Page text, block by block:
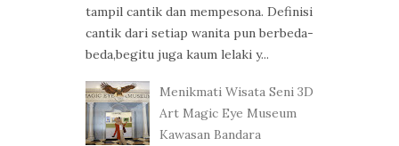
tampil cantik dan mempesona. Definisi
cantik dari setiap wanita pun berbeda-
beda,begitu juga kaum lelaki y...
Menikmati Wisata Seni 3D
Art Magic Eye Museum
Kawasan Bandara